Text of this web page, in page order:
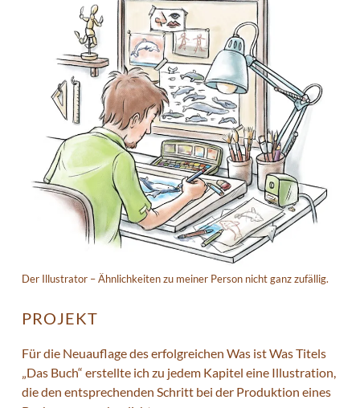
Der Illustrator – Ähnlichkeiten zu meiner Person nicht ganz zufällig.
PROJEKT
Für die Neuauflage des erfolgreichen Was ist Was Titels
„Das Buch“ erstellte ich zu jedem Kapitel eine Illustration,
die den entsprechenden Schritt bei der Produktion eines